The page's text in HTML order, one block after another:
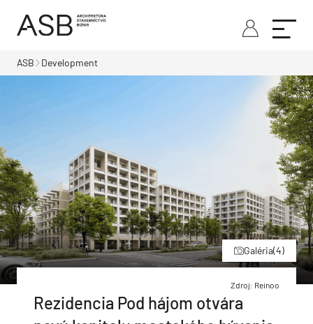
ASB Development
Galéria(4)
Zdroj: Reinoo
Rezidencia Pod hájom otvára